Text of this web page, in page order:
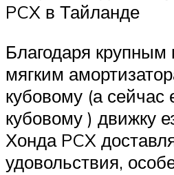
PCX в Тайланде
Благодаря крупным
мягким
кубовому (а
кубовому ) движку
Хонда PCX
удовольствия,